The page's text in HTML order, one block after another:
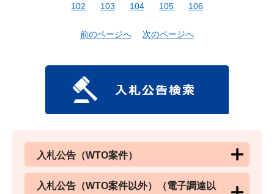
102
103 104 105 106
前のページへ 次のページへ
入札公告（WTO案件）
入札公告（WTO案件以外）（電子調達以